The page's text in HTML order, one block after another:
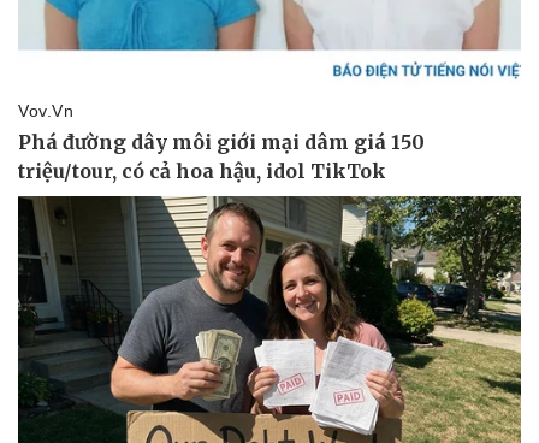
Sức khỏe
Dinh dưỡng - món ngon
Đời sống
Nhà đẹp